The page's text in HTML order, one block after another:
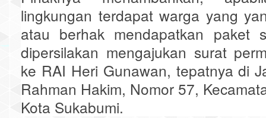
lingkungan terdapat warga yang
atau berhak mendapatkan paket
dipersilakan mengajukan surat
ke RAI Heri Gunawan, tepatnya di
Rahman Hakim, Nomor 57,
Kota Sukabumi.